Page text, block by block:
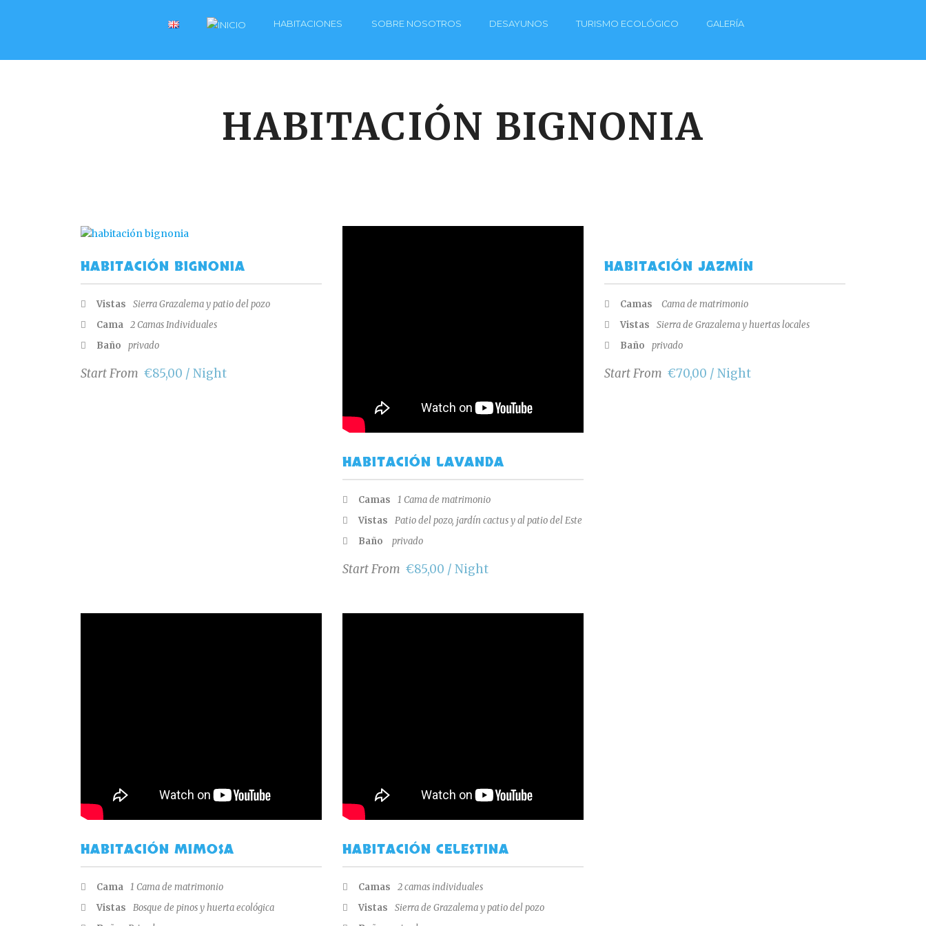
HABITACIONES SOBRE NOSOTROS DESAYUNOS TURISMO ECOLÓGICO GALERÍA
HABITACIÓN BIGNONIA
HABITACIÓN BIGNONIA
Vistas
Sierra Grazalema y patio del pozo
Cama 2 Camas Individuales
Baño
privado
Start From €85,00 / Night
HABITACIÓN LAVANDA
Camas
1 Cama de matrimonio
Vistas
Patio del pozo, jardín cactus y al patio del Este
Baño
privado
Start From €85,00 / Night
HABITACIÓN JAZMÍN
Camas
Cama de matrimonio
Vistas
Sierra de Grazalema y huertas locales
Baño
privado
Start From €70,00 / Night
HABITACIÓN MIMOSA
Cama 1 Cama de matrimonio
Vistas
Bosque de pinos y huerta ecológica
HABITACIÓN CELESTINA
Camas
2 camas individuales
Vistas
Sierra de Grazalema y patio del pozo